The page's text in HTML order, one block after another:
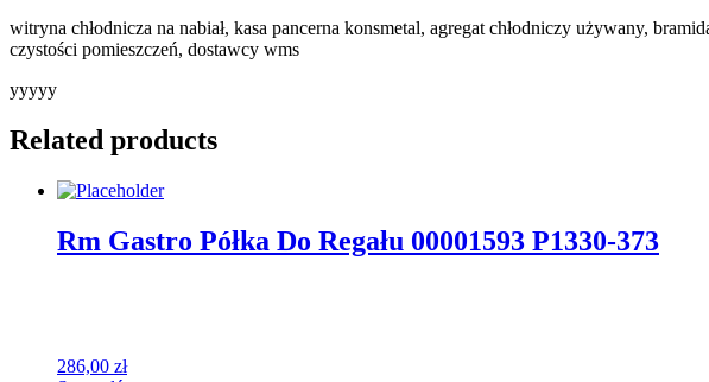
witryna chłodnicza na nabiał, kasa pancerna konsmetal, agregat chłodniczy używany,
czystości pomieszczeń, dostawcy wms
yyyyy
Related products
Rm Gastro Półka Do Regału 00001593 P1330-373
286,00 zł